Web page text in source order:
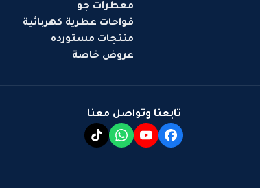
معطرات جو
فواحات عطرية كهربائية
منتجات مستورده
عروض خاصة
تابعنا وتواصل معنا